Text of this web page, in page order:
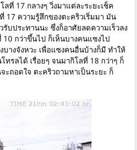
ที่ 17 กลางๆ วิ่งมาแต่ละระยะเช็ค
17 ความรู้สึกของตะคริวเริ่มมา มัน
บประทานนะ ซึ่งก็อาศัยลดความเร็วลง
10 กว่าขึ้นไป ก็เห็นบางคนแซงไป
บางจังหวะ เพื่อแซงคนอื่นบ้างก็มี ทำให้
ทรลได้ เรื่อยๆ จนมากิโลที่ 18 กว่าๆ ก็
ะถอดใจ ตะคริวถามหาเป็นระยะ ก็